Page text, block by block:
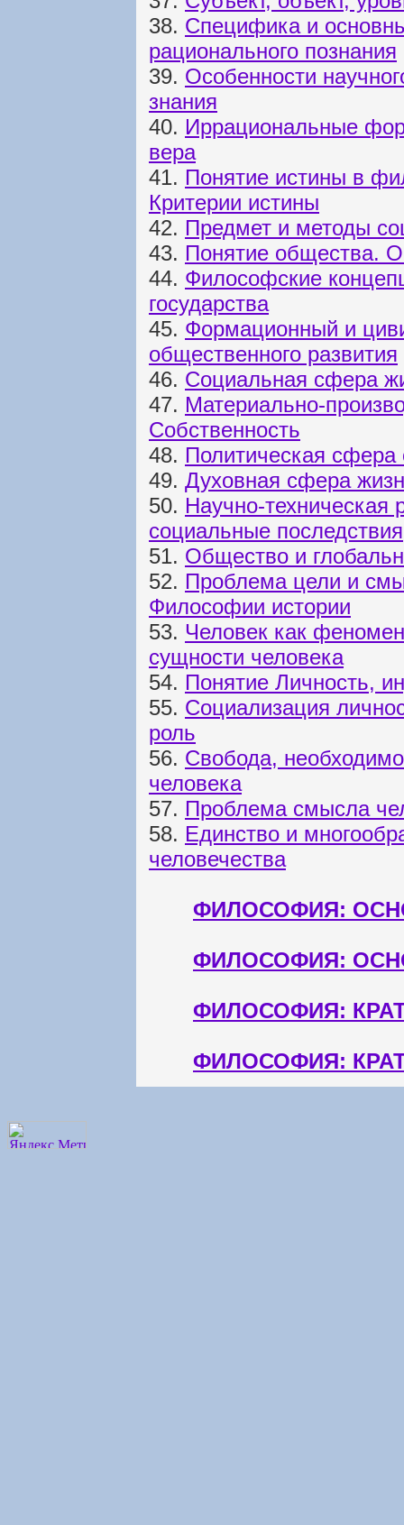
38. Специфика и
рационального познания
39. Особенности
знания
40. Иррациональные
вера
41. Понятие истины в
Критерии истины
42. Предмет и методы
43. Понятие общества.
44. Философские
государства
45. Формационный и
общественного развития
46. Социальная сфера
47. Материально-
Собственность
48. Политическая
49. Духовная сфера
50. Научно-
социальные последствия
51. Общество и
52. Проблема цели и
Философии истории
53. Человек как
сущности человека
54. Понятие Личность,
55. Социализация
роль
56. Свобода,
человека
57. Проблема смысла
58. Единство и
человечества
ФИЛОСОФИЯ:
ФИЛОСОФИЯ:
ФИЛОСОФИЯ:
ФИЛОСОФИЯ: